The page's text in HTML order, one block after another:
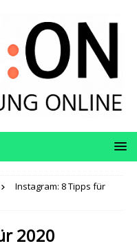
Instagram: 8 Tipps für
2020